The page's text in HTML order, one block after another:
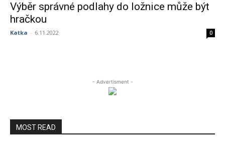
Výběr správné podlahy do ložnice může být
hračkou
Katka - 6.11.2022 0
- Advertisment -
MOST READ